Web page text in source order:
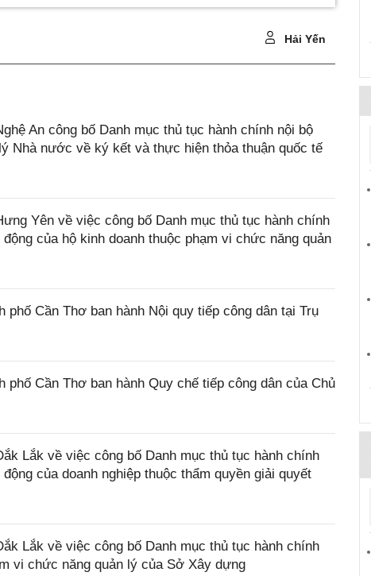
Hải Yến
An công bố Danh mục thủ tục hành chính nội bộ
Nhà nước về ký kết và thực hiện thỏa thuận quốc tế
Yên về việc công bố Danh mục thủ tục hành chính
của hộ kinh doanh thuộc phạm vi chức năng quản
Cần Thơ ban hành Nội quy tiếp công dân tại Trụ
Cần Thơ ban hành Quy chế tiếp công dân của Chủ
Lắk về việc công bố Danh mục thủ tục hành chính
của doanh nghiệp thuộc thẩm quyền giải quyết
Lắk về việc công bố Danh mục thủ tục hành chính
vi chức năng quản lý của Sở Xây dựng